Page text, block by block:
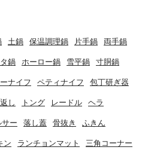
土鍋 保温調理鍋 片手鍋 両手鍋
鍋 ホーロー鍋 雪平鍋 寸胴鍋
ナイフ ペティナイフ 包丁研ぎ器
し トング レードル ヘラ
サー 落し蓋 骨抜き ふきん
ン ランチョンマット 三角コーナー